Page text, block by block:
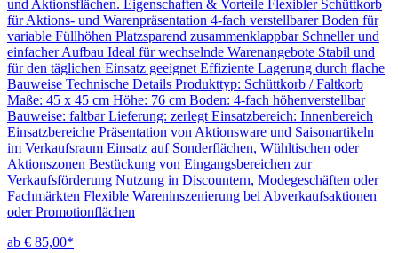
und Aktionsflächen. Eigenschaften & Vorteile Flexibler Schüttkorb
für Aktions- und Warenpräsentation 4-fach verstellbarer Boden für
variable Füllhöhen Platzsparend zusammenklappbar Schneller und
einfacher Aufbau Ideal für wechselnde Warenangebote Stabil und
für den täglichen Einsatz geeignet Effiziente Lagerung durch flache
Bauweise Technische Details Produkttyp: Schüttkorb / Faltkorb
Maße: 45 x 45 cm Höhe: 76 cm Boden: 4-fach höhenverstellbar
Bauweise: faltbar Lieferung: zerlegt Einsatzbereich: Innenbereich
Einsatzbereiche Präsentation von Aktionsware und Saisonartikeln
im Verkaufsraum Einsatz auf Sonderflächen, Wühltischen oder
Aktionszonen Bestückung von Eingangsbereichen zur
Verkaufsförderung Nutzung in Discountern, Modegeschäften oder
Fachmärkten Flexible Wareninszenierung bei Abverkaufsaktionen
oder Promotionflächen
ab € 85,00*